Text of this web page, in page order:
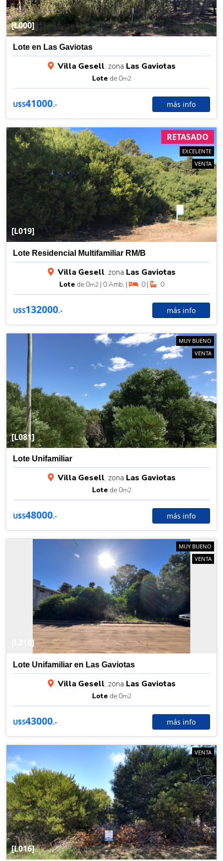
[L000]
Lote en Las Gaviotas
Villa Gesell, zona Las Gaviotas
Lote de 0m2
U$S41000.- más info
[L019]
RETASADO
EXCELENTE
VENTA
Lote Residencial Multifamiliar RM/B
Villa Gesell, zona Las Gaviotas
Lote de 0m2 | 0 Amb. | 0 | 0
U$S132000.- más info
[L081]
MUY BUENO
VENTA
Lote Unifamiliar
Villa Gesell, zona Las Gaviotas
Lote de 0m2
U$S48000.- más info
[L210]
MUY BUENO
VENTA
Lote Unifamiliar en Las Gaviotas
Villa Gesell, zona Las Gaviotas
Lote de 0m2
U$S43000.- más info
[L016]
VENTA